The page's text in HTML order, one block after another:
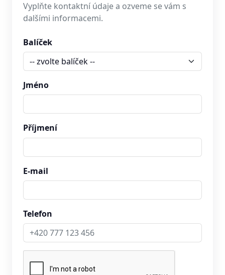
Vyplňte kontaktní údaje a ozveme se vám s
dalšími informacemi.
Balíček
Jméno
Příjmení
E-mail
Telefon